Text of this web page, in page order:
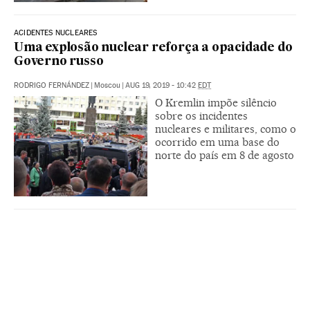
ACIDENTES NUCLEARES
Uma explosão nuclear reforça a opacidade do
Governo russo
RODRIGO FERNÁNDEZ | Moscou | AUG 19, 2019 - 10:42 EDT
O Kremlin impõe silêncio
sobre os incidentes
nucleares e militares, como o
ocorrido em uma base do
norte do país em 8 de agosto